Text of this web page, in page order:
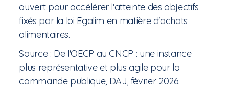
ouvert pour accélérer l'atteinte des objectifs
fixés par la loi Egalim en matière d'achats
alimentaires.
Source : De l'OECP au CNCP : une instance
plus représentative et plus agile pour la
commande publique, DAJ, février 2026.